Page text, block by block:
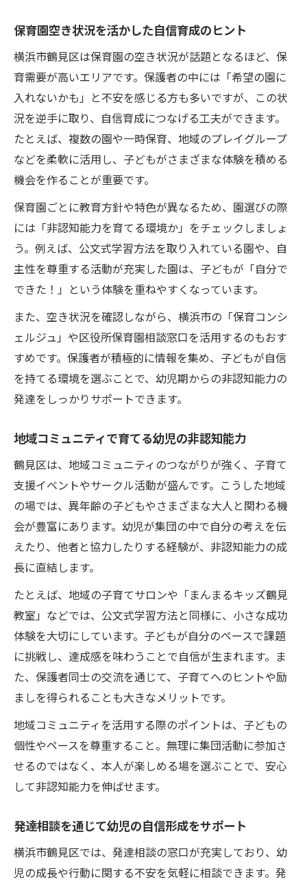
保育園空き状況を活かした自信育成のヒント
横浜市鶴見区は保育園の空き状況が話題となるほど、保
育需要が高いエリアです。保護者の中には「希望の園に
入れないかも」と不安を感じる方も多いですが、この状
況を逆手に取り、自信育成につなげる工夫ができます。
たとえば、複数の園や一時保育、地域のプレイグループ
などを柔軟に活用し、子どもがさまざまな体験を積める
機会を作ることが重要です。
保育園ごとに教育方針や特色が異なるため、園選びの際
には「非認知能力を育てる環境か」をチェックしましょ
う。例えば、公文式学習方法を取り入れている園や、自
主性を尊重する活動が充実した園は、子どもが「自分で
できた！」という体験を重ねやすくなっています。
また、空き状況を確認しながら、横浜市の「保育コンシ
ェルジュ」や区役所保育園相談窓口を活用するのもおす
すめです。保護者が積極的に情報を集め、子どもが自信
を持てる環境を選ぶことで、幼児期からの非認知能力の
発達をしっかりサポートできます。
地域コミュニティで育てる幼児の非認知能力
鶴見区は、地域コミュニティのつながりが強く、子育て
支援イベントやサークル活動が盛んです。こうした地域
の場では、異年齢の子どもやさまざまな大人と関わる機
会が豊富にあります。幼児が集団の中で自分の考えを伝
えたり、他者と協力したりする経験が、非認知能力の成
長に直結します。
たとえば、地域の子育てサロンや「まんまるキッズ鶴見
教室」などでは、公文式学習方法と同様に、小さな成功
体験を大切にしています。子どもが自分のペースで課題
に挑戦し、達成感を味わうことで自信が生まれます。ま
た、保護者同士の交流を通じて、子育てへのヒントや励
ましを得られることも大きなメリットです。
地域コミュニティを活用する際のポイントは、子どもの
個性やペースを尊重すること。無理に集団活動に参加さ
せるのではなく、本人が楽しめる場を選ぶことで、安心
して非認知能力を伸ばせます。
発達相談を通じて幼児の自信形成をサポート
横浜市鶴見区では、発達相談の窓口が充実しており、幼
児の成長や行動に関する不安を気軽に相談できます。発